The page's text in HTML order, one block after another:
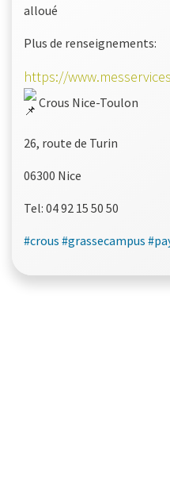
alloué
Plus de renseignements:
https://
Crous Nice-Toulon
26, route de Turin
06300 Nice
Tel: 04 92 15 50 50
#crous #grassecampus